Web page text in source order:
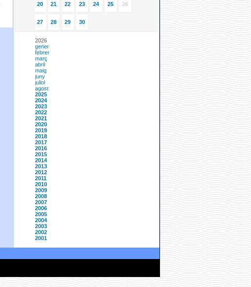
20 21 22 23 24 25 26
27 28 29 30
2026
gener
febrer
març
abril
maig
juny
juliol
agost
2025
2024
2023
2022
2021
2020
2019
2018
2017
2016
2015
2014
2013
2012
2011
2010
2009
2008
2007
2006
2005
2004
2003
2002
2001